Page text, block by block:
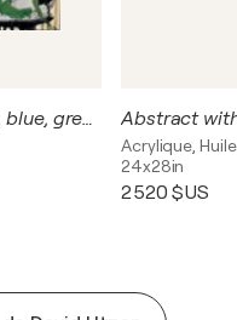
Untitled - on canvas - oil, acrylic, blue, green 2. Abstract
Acrylique,
24x28in
2 520 $US